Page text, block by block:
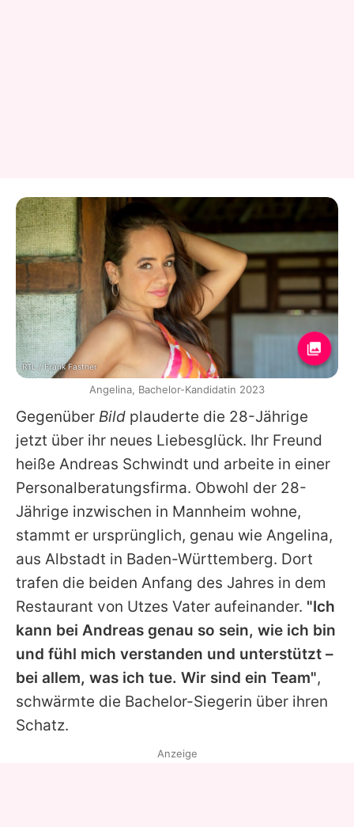
Gegenüber Bild plauderte die 28-Jährige
jetzt über ihr neues Liebesglück. Ihr Freund
heiße Andreas Schwindt und arbeite in einer
Personalberatungsfirma. Obwohl der 28-
Jährige inzwischen in Mannheim wohne,
stammt er ursprünglich, genau wie Angelina,
aus Albstadt in Baden-Württemberg. Dort
trafen die beiden Anfang des Jahres in dem
Restaurant von Utzes Vater aufeinander. "Ich
kann bei Andreas genau so sein, wie ich bin
und fühl mich verstanden und unterstützt –
bei allem, was ich tue. Wir sind ein Team",
schwärmte die Bachelor-Siegerin über ihren
Schatz.
RTL / Frank Fastner
Angelina, Bachelor-Kandidatin 2023
Anzeige